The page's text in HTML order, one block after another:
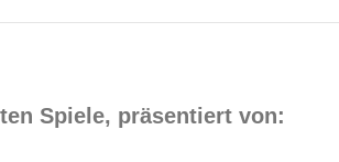
Spiele, präsentiert von: